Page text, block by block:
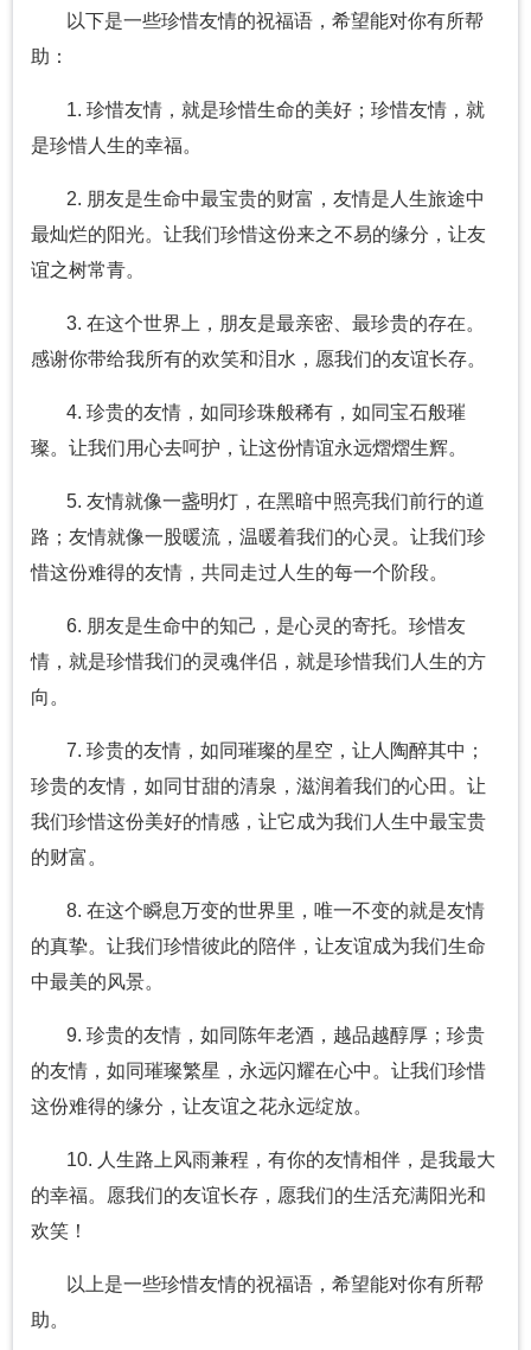
以下是一些珍惜友情的祝福语，希望能对你有所帮
助：
1. 珍惜友情，就是珍惜生命的美好；珍惜友情，就
是珍惜人生的幸福。
2. 朋友是生命中最宝贵的财富，友情是人生旅途中
最灿烂的阳光。让我们珍惜这份来之不易的缘分，让友
谊之树常青。
3. 在这个世界上，朋友是最亲密、最珍贵的存在。
感谢你带给我所有的欢笑和泪水，愿我们的友谊长存。
4. 珍贵的友情，如同珍珠般稀有，如同宝石般璀
璨。让我们用心去呵护，让这份情谊永远熠熠生辉。
5. 友情就像一盏明灯，在黑暗中照亮我们前行的道
路；友情就像一股暖流，温暖着我们的心灵。让我们珍
惜这份难得的友情，共同走过人生的每一个阶段。
6. 朋友是生命中的知己，是心灵的寄托。珍惜友
情，就是珍惜我们的灵魂伴侣，就是珍惜我们人生的方
向。
7. 珍贵的友情，如同璀璨的星空，让人陶醉其中；
珍贵的友情，如同甘甜的清泉，滋润着我们的心田。让
我们珍惜这份美好的情感，让它成为我们人生中最宝贵
的财富。
8. 在这个瞬息万变的世界里，唯一不变的就是友情
的真挚。让我们珍惜彼此的陪伴，让友谊成为我们生命
中最美的风景。
9. 珍贵的友情，如同陈年老酒，越品越醇厚；珍贵
的友情，如同璀璨繁星，永远闪耀在心中。让我们珍惜
这份难得的缘分，让友谊之花永远绽放。
10. 人生路上风雨兼程，有你的友情相伴，是我最大
的幸福。愿我们的友谊长存，愿我们的生活充满阳光和
欢笑！
以上是一些珍惜友情的祝福语，希望能对你有所帮
助。